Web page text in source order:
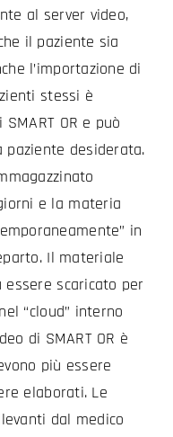
al server video,
il paziente sia
l’importazione di
stessi è
OR e può
desiderata.
e la materia
in
Il materiale
scaricato per
“cloud” interno
di SMART OR è
più essere
elaborati. Le
dal medico